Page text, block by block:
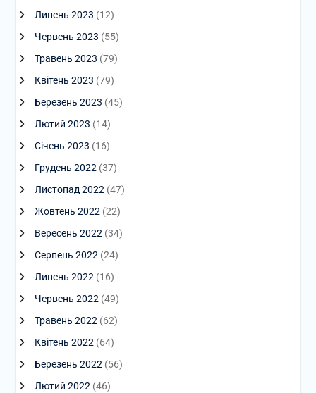
Липень 2023 (12)
Червень 2023 (55)
Травень 2023 (79)
Квітень 2023 (79)
Березень 2023 (45)
Лютий 2023 (14)
Січень 2023 (16)
Грудень 2022(37)
Листопад 2022(47)
Жовтень 2022(22)
Вересень 2022(34)
Серпень 2022(24)
Липень 2022(16)
Червень 2022(49)
Травень 2022(62)
Квітень 2022(64)
Березень 2022(56)
Лютий 2022(46)